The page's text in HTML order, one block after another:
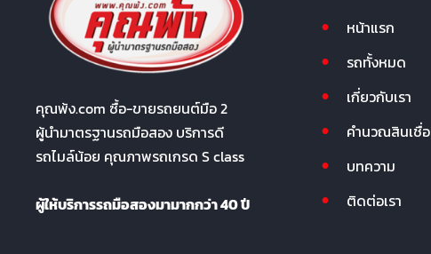
คุณพ้ง.com ซื้อ-ขายรถยนต์มือ 2
ผู้นำมาตรฐานรถมือสอง บริการดี
รถไมล์น้อย คุณภาพรถเกรด S class
ผู้ให้บริการรถมือสองมามากกว่า 40 ปี
หน้าแรก
รถทั้งหมด
เกี่ยวกับเรา
คำนวณสินเชื่อ
บทความ
ติดต่อเรา